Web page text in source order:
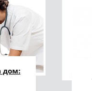
дом: